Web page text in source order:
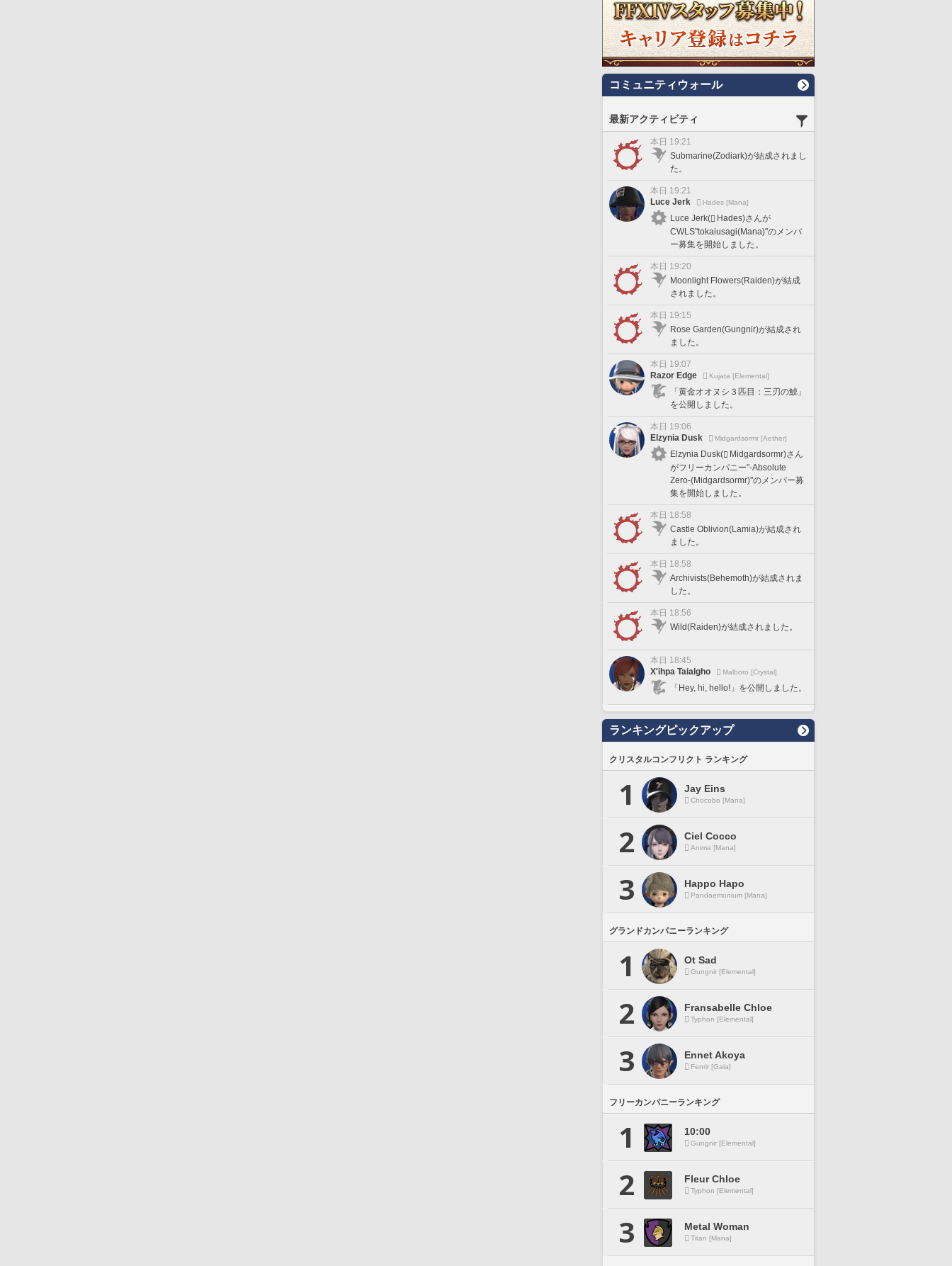
コミュニティウォール
最新アクティビティ
本日 19:21
Submarine(Zodiark)が結成されまし
た。
本日 19:21
Luce Jerk
Hades [Mana]
Luce Jerk(
Hades)さんが
CWLS"tokaiusagi(Mana)"のメンバ
ー募集を開始しました。
本日 19:20
Moonlight Flowers(Raiden)が結成
されました。
本日 19:15
Rose Garden(Gungnir)が結成され
ました。
本日 19:07
Razor Edge
Kujata [Elemental]
「黄金オオヌシ３匹目：三刃の鯱」
を公開しました。
本日 19:06
Elzynia Dusk
Midgardsormr [Aether]
Elzynia Dusk(
Midgardsormr)さん
がフリーカンパニー"-Absolute
Zero-(Midgardsormr)"のメンバー募
集を開始しました。
本日 18:58
Castle Oblivion(Lamia)が結成され
ました。
本日 18:58
Archivists(Behemoth)が結成されま
した。
本日 18:56
Wild(Raiden)が結成されました。
本日 18:45
X'ihpa Taialgho
Malboro [Crystal]
「Hey, hi, hello!」を公開しました。
ランキングピックアップ
クリスタルコンフリクト ランキング
1 Jay Eins
Chocobo [Mana]
2 Ciel Cocco
Anima [Mana]
3 Happo Hapo
Pandaemonium [Mana]
グランドカンパニーランキング
1 Ot Sad
Gungnir [Elemental]
2 Fransabelle Chloe
Typhon [Elemental]
3 Ennet Akoya
Fenrir [Gaia]
フリーカンパニーランキング
1 10:00
Gungnir [Elemental]
2 Fleur Chloe
Typhon [Elemental]
3 Metal Woman
Titan [Mana]